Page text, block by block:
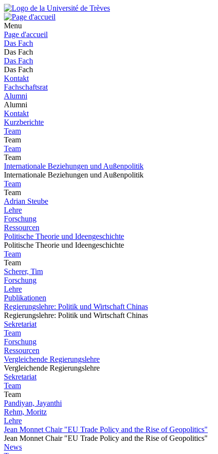
Menu
Page d'accueil
Das Fach
Das Fach
Das Fach
Das Fach
Kontakt
Fachschaftsrat
Alumni
Alumni
Kontakt
Kurzberichte
Team
Team
Team
Team
Internationale Beziehungen und Außenpolitik
Internationale Beziehungen und Außenpolitik
Team
Team
Adrian Steube
Lehre
Forschung
Ressourcen
Politische Theorie und Ideengeschichte
Politische Theorie und Ideengeschichte
Team
Team
Scherer, Tim
Forschung
Lehre
Publikationen
Regierungslehre: Politik und Wirtschaft Chinas
Regierungslehre: Politik und Wirtschaft Chinas
Sekretariat
Team
Forschung
Ressourcen
Vergleichende Regierungslehre
Vergleichende Regierungslehre
Sekretariat
Team
Team
Pandiyan, Jayanthi
Rehm, Moritz
Lehre
Jean Monnet Chair "EU Trade Policy and the Rise of Geopolitics"
Jean Monnet Chair "EU Trade Policy and the Rise of Geopolitics"
News